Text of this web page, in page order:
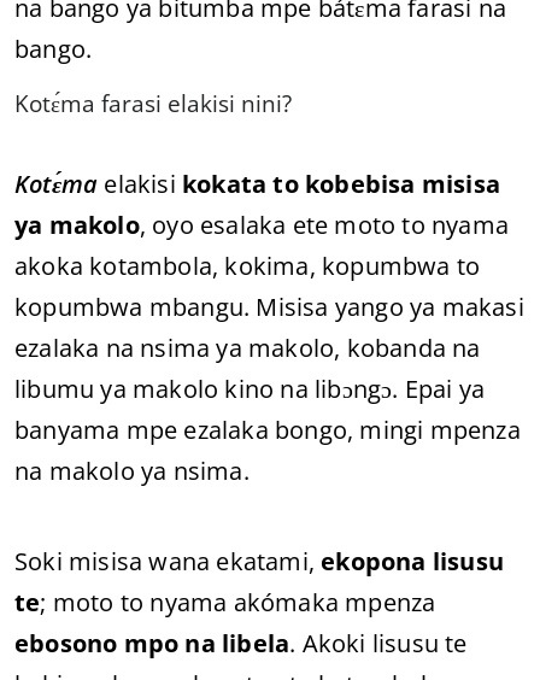
na bango ya bitumba mpe bátɛ́ma farasi na
bango.
Kotɛ́ma farasi elakisi nini?
Kotɛ́ma elakisi kokata to kobebisa misisa
ya makolo, oyo esalaka ete moto to nyama
akoka kotambola, kokima, kopumbwa to
kopumbwa mbangu. Misisa yango ya makasi
ezalaka na nsima ya makolo, kobanda na
libumu ya makolo kino na libɔngɔ. Epai ya
banyama mpe ezalaka bongo, mingi mpenza
na makolo ya nsima.
Soki misisa wana ekatami, ekopona lisusu
te; moto to nyama akómaka mpenza
ebosono mpo na libela. Akoki lisusu te